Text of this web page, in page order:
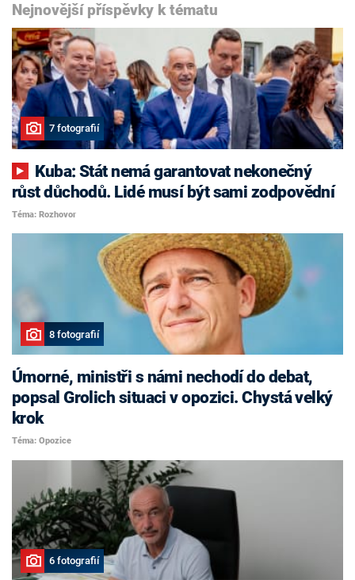
Nejnovější příspěvky k tématu
7 fotografií
růst důchodů. Lidé musí být sami zodpovědní
Téma: Rozhovor
8 fotografií
Úmorné, ministři s námi nechodí do debat,
popsal Grolich situaci v opozici. Chystá velký
krok
Téma: Opozice
6 fotografií